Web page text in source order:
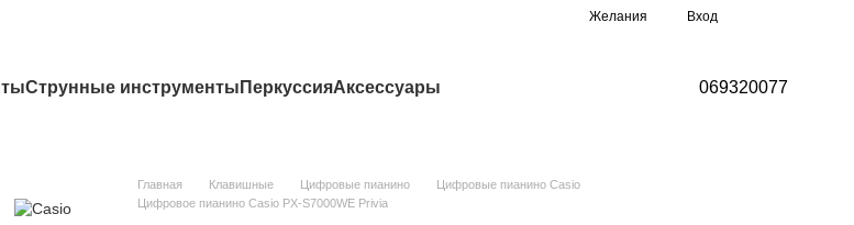
Желания Вход
Струнные инструменты ПеркуссияАксессуары 069320077
Главная Клавишные Цифровые пианино
Цифровые пианино Casio
Цифровое пианино Casio PX-S7000WE Privia